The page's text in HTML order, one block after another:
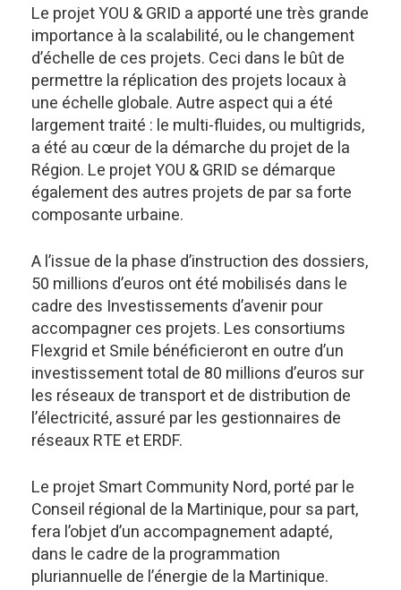
Le projet YOU & GRID a apporté une très grande
importance à la scalabilité, ou le changement
d’échelle de ces projets. Ceci dans le bût de
permettre la réplication des projets locaux à
une échelle globale. Autre aspect qui a été
largement traité : le multi-fluides, ou multigrids,
a été au cœur de la démarche du projet de la
Région. Le projet YOU & GRID se démarque
également des autres projets de par sa forte
composante urbaine.
A l’issue de la phase d’instruction des dossiers,
50 millions d’euros ont été mobilisés dans le
cadre des Investissements d’avenir pour
accompagner ces projets. Les consortiums
Flexgrid et Smile bénéficieront en outre d’un
investissement total de 80 millions d’euros sur
les réseaux de transport et de distribution de
l’électricité, assuré par les gestionnaires de
réseaux RTE et ERDF.
Le projet Smart Community Nord, porté par le
Conseil régional de la Martinique, pour sa part,
fera l’objet d’un accompagnement adapté,
dans le cadre de la programmation
pluriannuelle de l’énergie de la Martinique.